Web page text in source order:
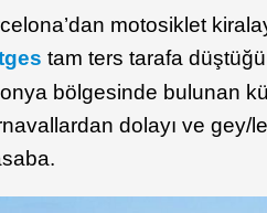
motosiklet
tam ters tarafa düştüğü
bölgesinde bulunan
dolayı ve gey/